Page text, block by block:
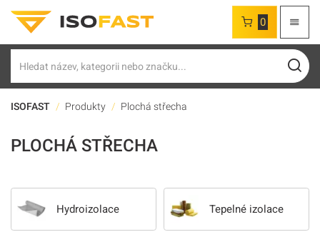
0
ISOFAST Produkty Plochá střecha
PLOCHÁ STŘECHA
Hydroizolace Tepelné izolace